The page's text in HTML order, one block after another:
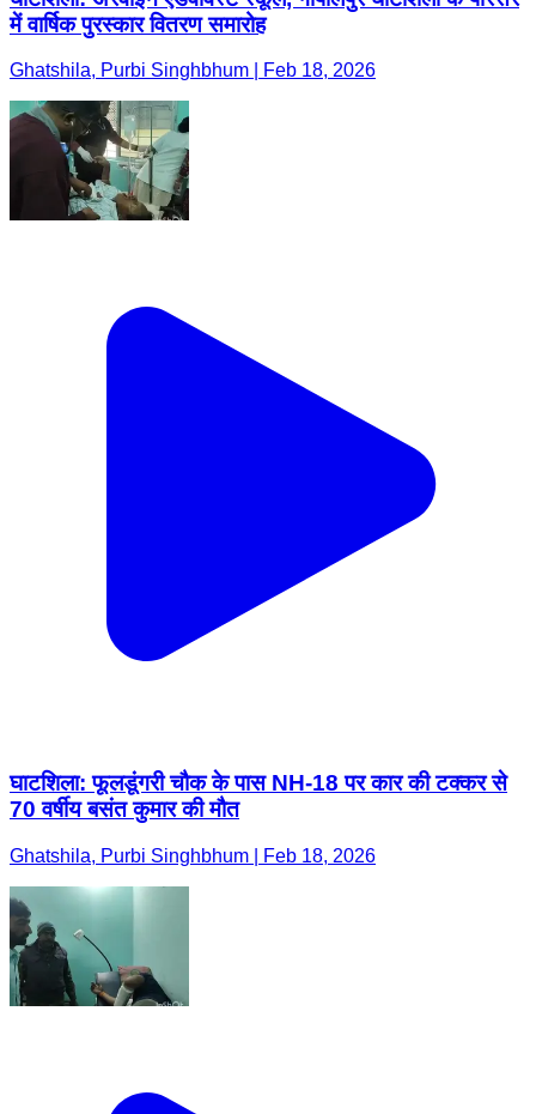
में वार्षिक पुरस्कार वितरण समारोह
Ghatshila, Purbi Singhbhum | Feb 18, 2026
घाटशिला: फूलडूंगरी चौक के पास NH-18 पर कार की टक्कर से
70 वर्षीय बसंत कुमार की मौत
Ghatshila, Purbi Singhbhum | Feb 18, 2026